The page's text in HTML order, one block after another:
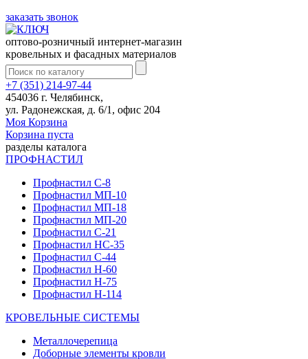
заказать звонок
оптово-розничный интернет-магазин
кровельных и фасадных материалов
+7 (351) 214-97-44
454036 г. Челябинск,
ул. Радонежская, д. 6/1, офис 204
Моя Корзина
Корзина пуста
разделы каталога
ПРОФНАСТИЛ
Профнастил С-8
Профнастил МП-10
Профнастил МП-18
Профнастил МП-20
Профнастил С-21
Профнастил НС-35
Профнастил С-44
Профнастил Н-60
Профнастил Н-75
Профнастил Н-114
КРОВЕЛЬНЫЕ СИСТЕМЫ
Металлочерепица
Доборные элементы кровли